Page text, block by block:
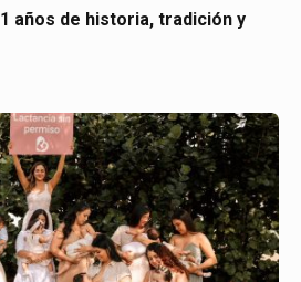
años de historia, tradición y